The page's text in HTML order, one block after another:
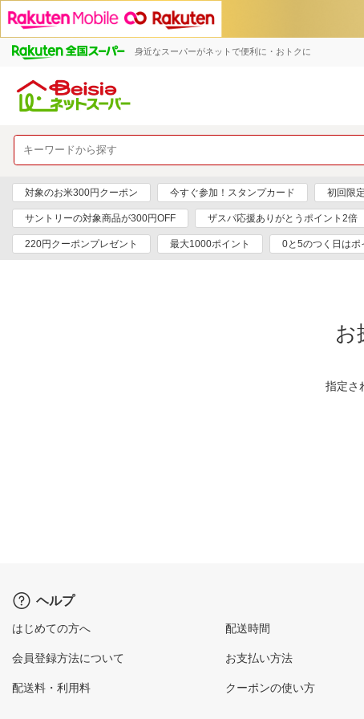
身近なスーパーがネットで便利に・おトクに
対象のお米300円クーポン 今すぐ参加！スタンプカード 初回限
サントリーの対象商品が300円OFF ザスパ応援ありがとうポイント2倍
220円クーポンプレゼント 最大1000ポイント 0と5のつく日はポ
お
指定さ
ヘルプ
はじめての方へ
会員登録方法について
配送料・利用料
配送時間
お支払い方法
クーポンの使い方